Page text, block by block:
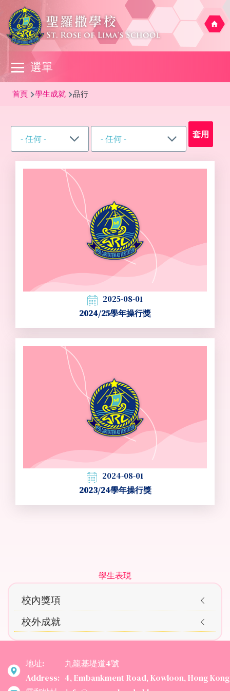
移至主內容
選單
Main
navigation
導
連
結
首頁 學生成就 品行
2025-08-01
2024/25學年操行獎
2024-08-01
2023/24學年操行獎
navigation
Awards
學生表現
校內獎項
校外成就
地址:
Address:
九龍基堤道4號
4, Embankment Road, Kowloon, Hong Kong